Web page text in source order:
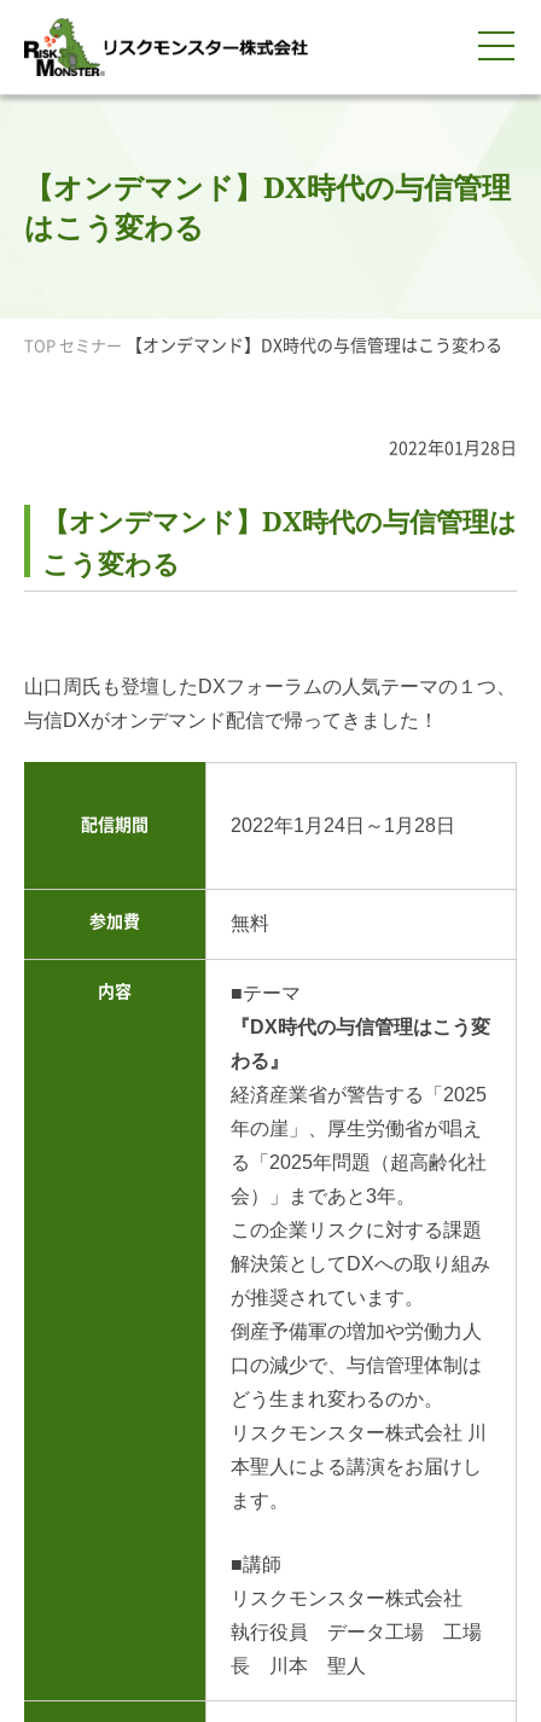
0120-259-440
会員ログイン
簡体中文
ENGLISH
【オンデマンド】DX時代の与信管理
はこう変わる
TOP セミナー 【オンデマンド】DX時代の与信管理はこう変わる
2022年01月28日
【オンデマンド】DX時代の与信管理は
こう変わる
山口周氏も登壇したDXフォーラムの人気テーマの１つ、
与信DXがオンデマンド配信で帰ってきました！
配信期間 2022年1月24日～1月28日
参加費 無料
内容
■テーマ
『DX時代の与信管理はこう変
わる』
経済産業省が警告する「2025
年の崖」、厚生労働省が唱え
る「2025年問題（超高齢化社
会）」まであと3年。
この企業リスクに対する課題
解決策としてDXへの取り組み
が推奨されています。
倒産予備軍の増加や労働力人
口の減少で、与信管理体制は
どう生まれ変わるのか。
リスクモンスター株式会社 川
本聖人による講演をお届けし
ます。
■講師
リスクモンスター株式会社
執行役員 データ工場 工場
長 川本 聖人